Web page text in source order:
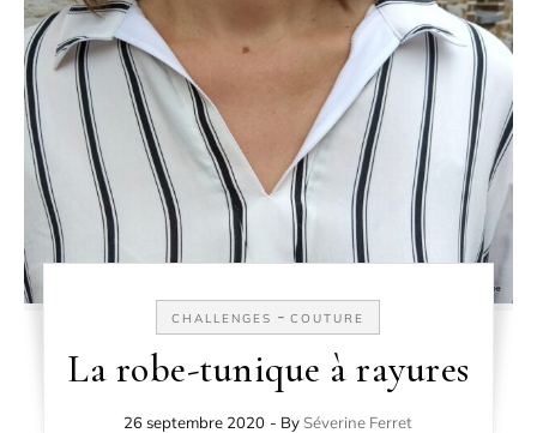
CHALLENGES -COUTURE
La robe-tunique à rayures
26 septembre 2020 - By Séverine Ferret